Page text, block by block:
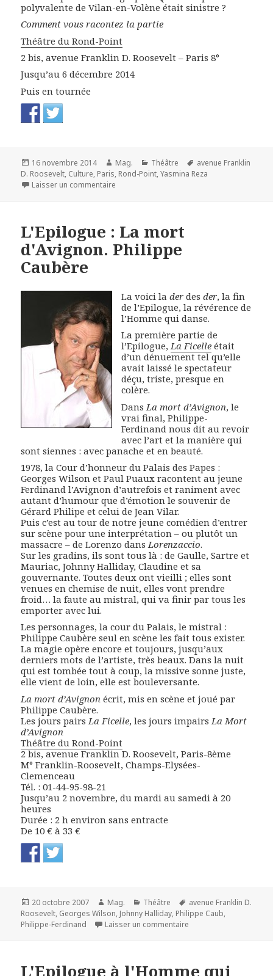
polyvalente de Vilan-en-Volène était sinistre ?
Comment vous racontez la partie
Théâtre du Rond-Point
2 bis, avenue Franklin D. Roosevelt – Paris 8°
Jusqu’au 6 décembre 2014
Puis en tournée
Publié
le
16 novembre 2014 Auteur
Mag. Catégories
Théâtre
Mots-
clés
avenue Franklin
D. Roosevelt, Culture, Paris, Rond-Point,Yasmina Reza
Laisser un commentaire
L'Epilogue : La mort
d'Avignon. Philippe
Caubère
La voici lader desder, la fin
de l’Epilogue, la révérence de
l’Homme qui danse.
La première partie de
l’Epilogue,La Ficelle était
d’un dénuement tel qu’elle
avait laissé le spectateur
déçu, triste, presque en
colère.
Dans La mort d’Avignon, le
vrai final, Philippe-
Ferdinand nous dit au revoir
avec l’art et la manière qui
sont siennes : avec panache et en beauté.
1978, la Cour d’honneur du Palais des Papes :
Georges Wilson et Paul Puaux racontent au jeune
Ferdinand l’Avignon d’autrefois et raniment avec
autant d’humour que d’émotion le souvenir de
Gérard Philipe et celui de Jean Vilar.
Puis c’est au tour de notre jeune comédien d’entrer
sur scène pour une interprétation – ou plutôt un
massacre – de Lorenzo dans Lorenzaccio.
Sur les gradins, ils sont tous là : de Gaulle, Sartre et
Mauriac, Johnny Halliday, Claudine et sa
gouvernante. Toutes deux ont vieilli ; elles sont
venues en chemise de nuit, elles vont prendre
froid… la faute au mistral, qui va finir par tous les
emporter avec lui.
Les personnages, la cour du Palais, le mistral :
Philippe Caubère seul en scène les fait tous exister.
La magie opère encore et toujours, jusqu’aux
derniers mots de l’artiste, très beaux. Dans la nuit
qui est tombée tout à coup, la missive sonne juste,
elle vient de loin, elle est bouleversante.
La mort d’Avignon écrit, mis en scène et joué par
Philippe Caubère.
Les jours pairs La Ficelle, les jours impairs La Mort
d’Avignon
Théâtre du Rond-Point
2 bis, avenue Franklin D. Roosevelt, Paris-8ème
M° Franklin-Roosevelt, Champs-Elysées-
Clemenceau
Tél. : 01-44-95-98-21
Jusqu’au 2 novembre, du mardi au samedi à 20
heures
Durée : 2 h environ sans entracte
De 10 € à 33 €
Publié
le
20 octobre 2007 Auteur
Mag. Catégories
Théâtre
Mots-
clés
avenue Franklin D.
Roosevelt, Georges Wilson, Johnny Halliday, Philippe Caub,
Philippe-Ferdinand
Laisser un commentaire
L'Epilogue à l'Homme qui